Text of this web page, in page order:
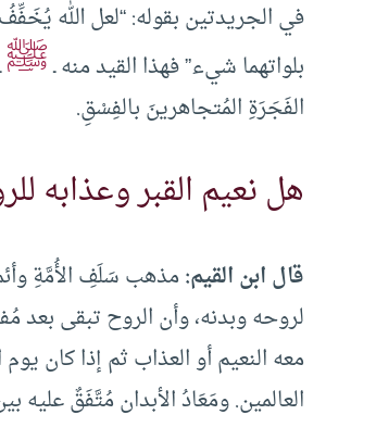
في الجريدتين بقوله: “لعل الله
بلواتهما شيء” فهذا القيد منه ـﷺ
الفَجَرَةِ المُتجاهرينَ بالفِسْقِ.
هل نعيم القبر وعذابه
قال ابن القيم:مذهب سَلَفِ الأُمَّةِ
لروحه وبدنه، وأن الروح تبقى بعد
معه النعيم أو العذاب ثم إذا كان
العالمين. ومَعَادُ الأبدان مُتَّفَقٌ عليه